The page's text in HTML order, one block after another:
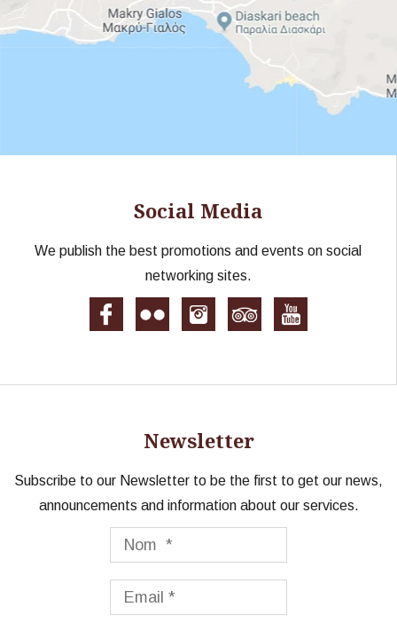
Social Media
We publish the best promotions and events on social
networking sites.
Newsletter
Subscribe to our Newsletter to be the first to get our news,
announcements and information about our services.
Nom
Email